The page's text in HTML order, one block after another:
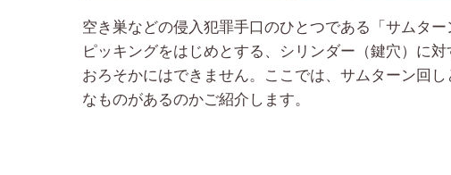
空き巣などの侵入犯罪手口のひとつである「サムター
ピッキングをはじめとする、シリンダー（鍵穴）に
おろそかにはできません。ここでは、サムターン回
なものがあるのかご紹介します。